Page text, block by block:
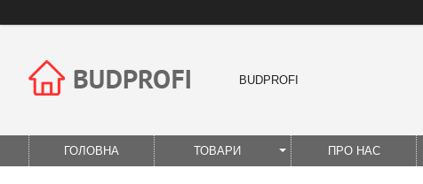
BUDPROFI
ГОЛОВНА ТОВАРИ ПРО НАС